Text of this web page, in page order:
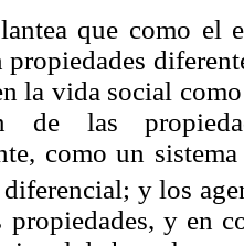
que como el
propiedades
la vida social
de las
como un
y los
propiedades, y en